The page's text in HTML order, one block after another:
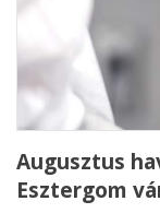
Augusztus
Esztergom